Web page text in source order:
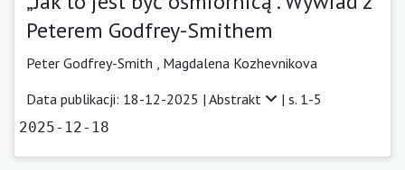
Peterem Godfrey-Smithem
Peter Godfrey-Smith
Magdalena Kozhevnikova
Data publikacji: 18-12-2025 | Abstrakt | s. 1-5
2025-12-18